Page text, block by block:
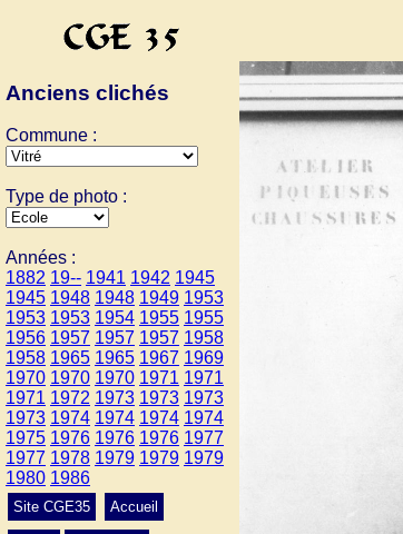
Anciens clichés
Commune :
Type de photo :
Années :
1882 19-- 1941 1942 1945
1945 1948 1948 1949 1953
1953 1953 1954 1955 1955
1956 1957 1957 1957 1958
1958 1965 1965 1967 1969
1970 1970 1970 1971 1971
1971 1972 1973 1973 1973
1973 1974 1974 1974 1974
1975 1976 1976 1976 1977
1977 1978 1979 1979 1979
1980 1986
Site CGE35 Accueil